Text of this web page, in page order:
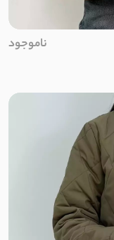
ناموجود